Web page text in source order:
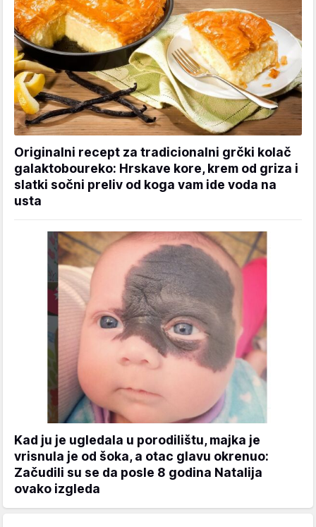
Originalni recept za tradicionalni grčki kolač
galaktoboureko: Hrskave kore, krem od griza i
slatki sočni preliv od koga vam ide voda na
usta
Kad ju je ugledala u porodilištu, majka je
vrisnula je od šoka, a otac glavu okrenuo:
Začudili su se da posle 8 godina Natalija
ovako izgleda